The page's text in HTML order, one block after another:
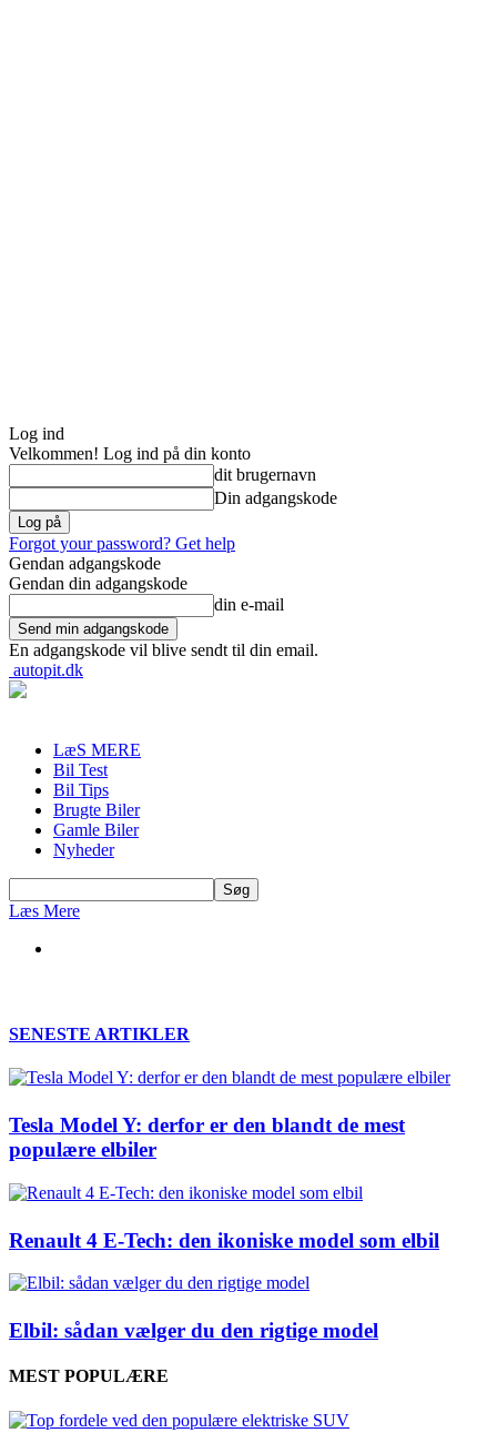
Log ind
Velkommen! Log ind på din konto
dit brugernavn
Din adgangskode
Forgot your password? Get help
Gendan adgangskode
Gendan din adgangskode
din e-mail
En adgangskode vil blive sendt til din email.
autopit.dk
LæS MERE
Bil Test
Bil Tips
Brugte Biler
Gamle Biler
Nyheder
Læs Mere
SENESTE ARTIKLER
Tesla Model Y: derfor er den blandt de mest
populære elbiler
Renault 4 E-Tech: den ikoniske model som elbil
Elbil: sådan vælger du den rigtige model
MEST POPULÆRE